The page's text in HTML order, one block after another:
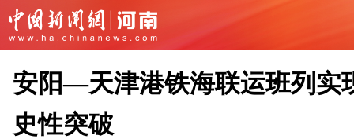
安阳—天津港铁海联运班列实
史性突破